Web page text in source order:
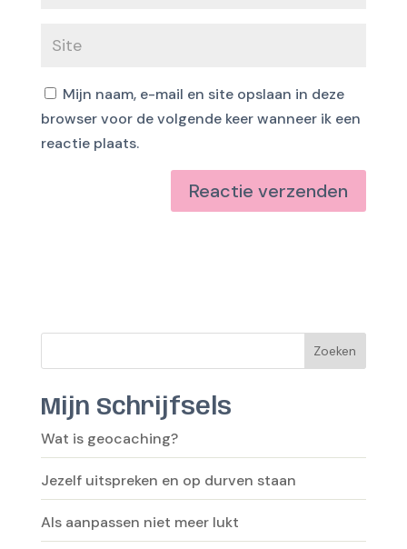
Mijn naam, e-mail en site opslaan in deze
browser voor de volgende keer wanneer ik een
reactie plaats.
Zoeken
Mijn Schrijfsels
Wat is geocaching?
Jezelf uitspreken en op durven staan
Als aanpassen niet meer lukt